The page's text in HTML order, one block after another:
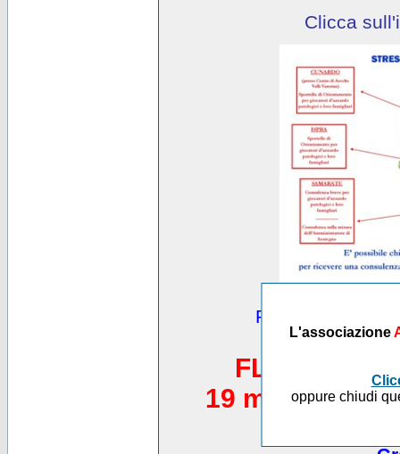
L'associazione
oppure chiudi
Clicca
Puoi vedere
FLASH
19 maggio